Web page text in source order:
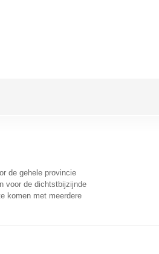
de gehele provincie
voor de dichtstbijzijnde
komen met meerdere